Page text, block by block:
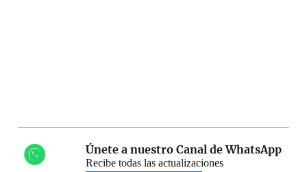
Únete a nuestro Canal de WhatsApp
Recibe todas las actualizaciones